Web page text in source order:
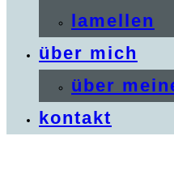
lamellen
über mich
über
kontakt